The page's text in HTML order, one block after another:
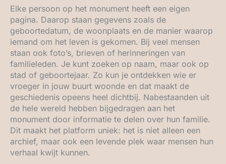
Elke persoon op het monument heeft een eigen
pagina. Daarop staan gegevens zoals de
geboortedatum, de woonplaats en de manier waarop
iemand om het leven is gekomen. Bij veel mensen
staan ook foto’s, brieven of herinneringen van
familieleden. Je kunt zoeken op naam, maar ook op
stad of geboortejaar. Zo kun je ontdekken wie er
vroeger in jouw buurt woonde en dat maakt de
geschiedenis opeens heel dichtbij. Nabestaanden uit
de hele wereld hebben bijgedragen aan het
monument door informatie te delen over hun familie.
Dit maakt het platform uniek: het is niet alleen een
archief, maar ook een levende plek waar mensen hun
verhaal kwijt kunnen.